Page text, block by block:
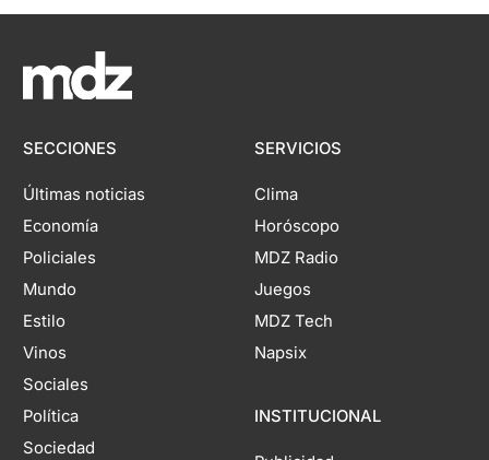
SECCIONES
Últimas noticias
Economía
Policiales
Mundo
Estilo
Vinos
Sociales
Política
Sociedad
SERVICIOS
Clima
Horóscopo
MDZ Radio
Juegos
MDZ Tech
Napsix
INSTITUCIONAL